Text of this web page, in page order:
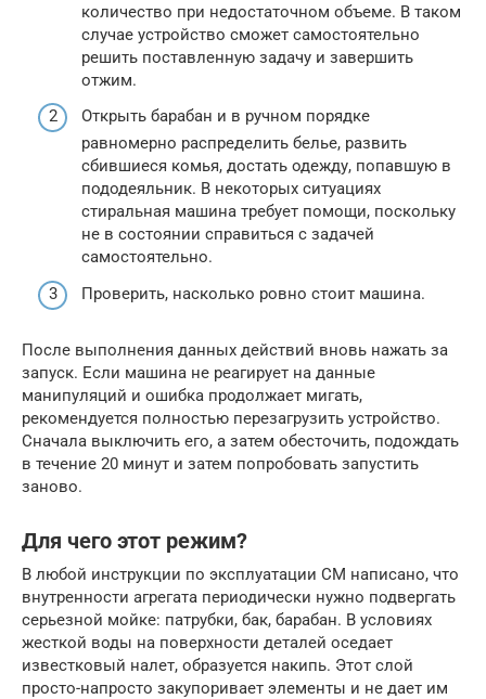
количество при недостаточном объеме. В таком
случае устройство сможет самостоятельно
решить поставленную задачу и завершить
отжим.
Открыть барабан и в ручном порядке
равномерно распределить белье, развить
сбившиеся комья, достать одежду, попавшую в
пододеяльник. В некоторых ситуациях
стиральная машина требует помощи, поскольку
не в состоянии справиться с задачей
самостоятельно.
Проверить, насколько ровно стоит машина.
После выполнения данных действий вновь нажать за
запуск. Если машина не реагирует на данные
манипуляций и ошибка продолжает мигать,
рекомендуется полностью перезагрузить устройство.
Сначала выключить его, а затем обесточить, подождать
в течение 20 минут и затем попробовать запустить
заново.
Для чего этот режим?
В любой инструкции по эксплуатации СМ написано, что
внутренности агрегата периодически нужно подвергать
серьезной мойке: патрубки, бак, барабан. В условиях
жесткой воды на поверхности деталей оседает
известковый налет, образуется накипь. Этот слой
просто-напросто закупоривает элементы и не дает им